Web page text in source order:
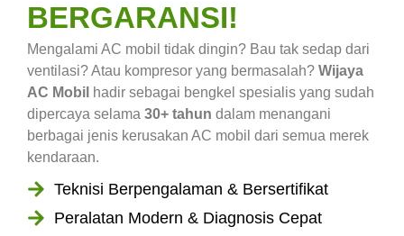
BERGARANSI!
Mengalami AC mobil tidak dingin? Bau tak sedap dari
ventilasi? Atau kompresor yang bermasalah? Wijaya
AC Mobil hadir sebagai bengkel spesialis yang sudah
dipercaya selama 30+ tahun dalam menangani
berbagai jenis kerusakan AC mobil dari semua merek
kendaraan.
Teknisi Berpengalaman & Bersertifikat
Peralatan Modern & Diagnosis Cepat